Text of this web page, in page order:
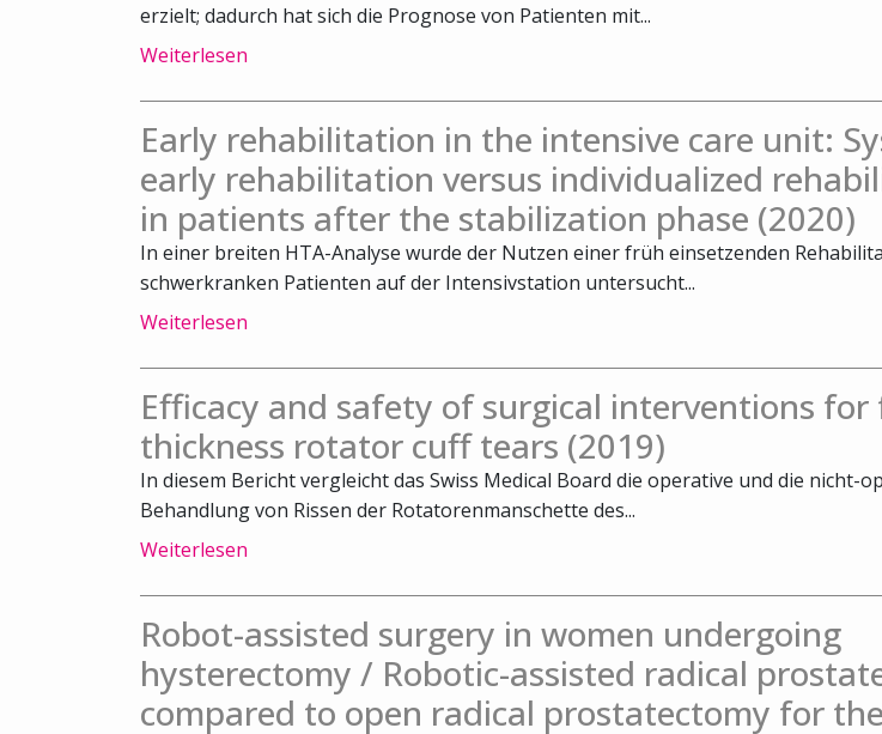
erzielt; dadurch hat sich die Prognose von Patienten mit...
Weiterlesen
Early rehabilitation in the intensive care unit:
early rehabilitation versus individualized
in patients after the stabilization phase (2020)
In einer breiten HTA-Analyse wurde der Nutzen einer früh einsetzenden
schwerkranken Patienten auf der Intensivstation untersucht...
Weiterlesen
Efficacy and safety of surgical interventions for
thickness rotator cuff tears (2019)
In diesem Bericht vergleicht das Swiss Medical Board die operative und die nicht-
Behandlung von Rissen der Rotatorenmanschette des...
Weiterlesen
Robot-assisted surgery in women undergoing
hysterectomy / Robotic-assisted radical
compared to open radical prostatectomy for the